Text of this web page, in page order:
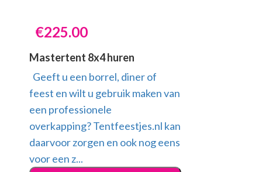
€225.00
Mastertent 8x4 huren
Geeft u een borrel, diner of
feest en wilt u gebruik maken van
een professionele
overkapping? Tentfeestjes.nl kan
daarvoor zorgen en ook nog eens
voor een z...